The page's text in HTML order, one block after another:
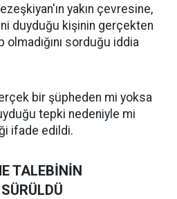
yakın çevresine,
duyduğu kişinin gerçekten
sorduğu iddia
bir şüpheden mi yoksa
tepki nedeniyle mi
ifade edildi.
TALEBİNİN